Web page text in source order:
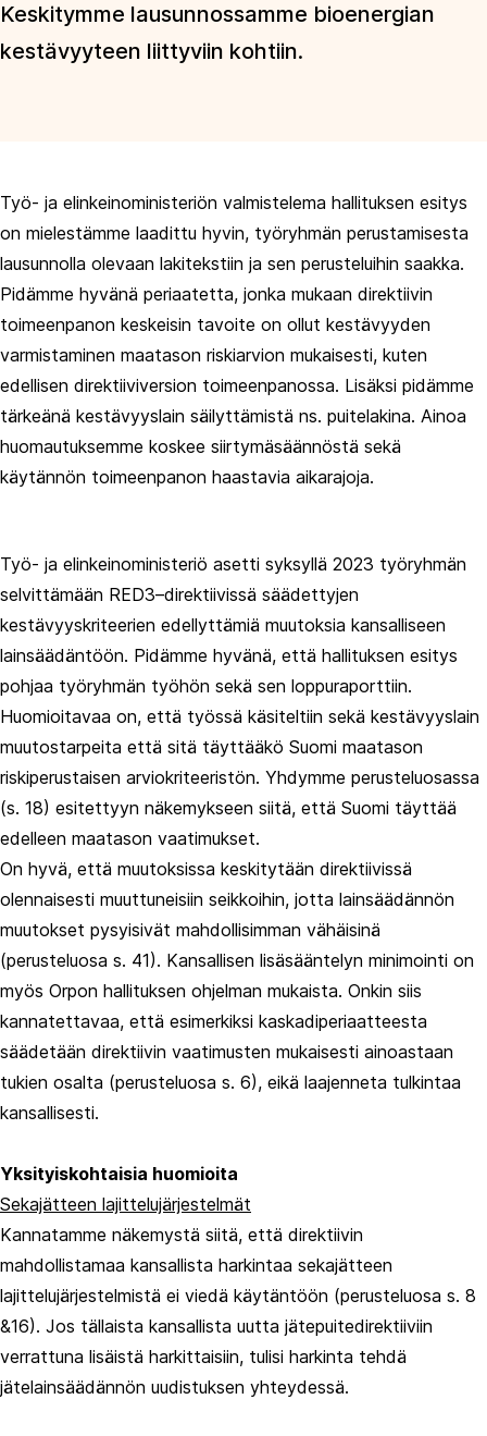
Keskitymme lausunnossamme bioenergian
kestävyyteen liittyviin kohtiin.
Työ- ja elinkeinoministeriön valmistelema hallituksen esitys
on mielestämme laadittu hyvin, työryhmän perustamisesta
lausunnolla olevaan lakitekstiin ja sen perusteluihin saakka.
Pidämme hyvänä periaatetta, jonka mukaan direktiivin
toimeenpanon keskeisin tavoite on ollut kestävyyden
varmistaminen maatason riskiarvion mukaisesti, kuten
edellisen direktiiviversion toimeenpanossa. Lisäksi pidämme
tärkeänä kestävyyslain säilyttämistä ns. puitelakina. Ainoa
huomautuksemme koskee siirtymäsäännöstä sekä
käytännön toimeenpanon haastavia aikarajoja.
Työ- ja elinkeinoministeriö asetti syksyllä 2023 työryhmän
selvittämään RED3–direktiivissä säädettyjen
kestävyyskriteerien edellyttämiä muutoksia kansalliseen
lainsäädäntöön. Pidämme hyvänä, että hallituksen esitys
pohjaa työryhmän työhön sekä sen loppuraporttiin.
Huomioitavaa on, että työssä käsiteltiin sekä kestävyyslain
muutostarpeita että sitä täyttääkö Suomi maatason
riskiperustaisen arviokriteeristön. Yhdymme perusteluosassa
(s. 18) esitettyyn näkemykseen siitä, että Suomi täyttää
edelleen maatason vaatimukset.
On hyvä, että muutoksissa keskitytään direktiivissä
olennaisesti muuttuneisiin seikkoihin, jotta lainsäädännön
muutokset pysyisivät mahdollisimman vähäisinä
(perusteluosa s. 41). Kansallisen lisäsääntelyn minimointi on
myös Orpon hallituksen ohjelman mukaista. Onkin siis
kannatettavaa, että esimerkiksi kaskadiperiaatteesta
säädetään direktiivin vaatimusten mukaisesti ainoastaan
tukien osalta (perusteluosa s. 6), eikä laajenneta tulkintaa
kansallisesti.
Yksityiskohtaisia huomioita
Sekajätteen lajittelujärjestelmät
Kannatamme näkemystä siitä, että direktiivin
mahdollistamaa kansallista harkintaa sekajätteen
lajittelujärjestelmistä ei viedä käytäntöön (perusteluosa s. 8
&16). Jos tällaista kansallista uutta jätepuitedirektiiviin
verrattuna lisäistä harkittaisiin, tulisi harkinta tehdä
jätelainsäädännön uudistuksen yhteydessä.